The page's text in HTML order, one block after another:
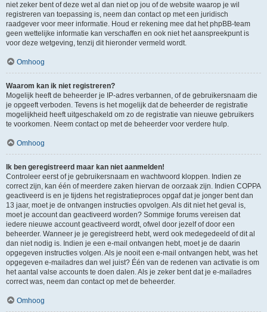
niet zeker bent of deze wet al dan niet op jou of de website waarop je wil
registreren van toepassing is, neem dan contact op met een juridisch
raadgever voor meer informatie. Houd er rekening mee dat het phpBB-team
geen wettelijke informatie kan verschaffen en ook niet het aanspreekpunt is
voor deze wetgeving, tenzij dit hieronder vermeld wordt.
Omhoog
Waarom kan ik niet registreren?
Mogelijk heeft de beheerder je IP-adres verbannen, of de gebruikersnaam die
je opgeeft verboden. Tevens is het mogelijk dat de beheerder de registratie
mogelijkheid heeft uitgeschakeld om zo de registratie van nieuwe gebruikers
te voorkomen. Neem contact op met de beheerder voor verdere hulp.
Omhoog
Ik ben geregistreerd maar kan niet aanmelden!
Controleer eerst of je gebruikersnaam en wachtwoord kloppen. Indien ze
correct zijn, kan één of meerdere zaken hiervan de oorzaak zijn. Indien COPPA
geactiveerd is en je tijdens het registratieproces opgaf dat je jonger bent dan
13 jaar, moet je de ontvangen instructies opvolgen. Als dit niet het geval is,
moet je account dan geactiveerd worden? Sommige forums vereisen dat
iedere nieuwe account geactiveerd wordt, ofwel door jezelf of door een
beheerder. Wanneer je je geregistreerd hebt, werd ook medegedeeld of dit al
dan niet nodig is. Indien je een e-mail ontvangen hebt, moet je de daarin
opgegeven instructies volgen. Als je nooit een e-mail ontvangen hebt, was het
opgegeven e-mailadres dan wel juist? Één van de redenen van activatie is om
het aantal valse accounts te doen dalen. Als je zeker bent dat je e-mailadres
correct was, neem dan contact op met de beheerder.
Omhoog